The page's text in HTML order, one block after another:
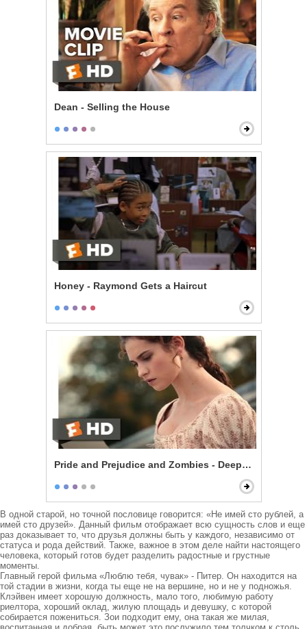
Dean - Selling the House
Honey - Raymond Gets a Haircut
Pride and Prejudice and Zombies - Deeply Under Your
В одной старой, но точной пословице говорится: «Не имей сто рублей, а
имей сто друзей». Данный фильм отображает всю сущность слов и еще
раз доказывает то, что друзья должны быть у каждого, независимо от
статуса и рода действий. Также, важное в этом деле найти настоящего
человека, который готов будет разделить радостные и грустные
моменты.
Главный герой фильма «Люблю тебя, чувак» - Питер. Он находится на
той стадии в жизни, когда ты еще не на вершине, но и не у подножья.
Клэйвен имеет хорошую должность, мало того, любимую работу
риелтора, хороший оклад, жилую площадь и девушку, с которой
собирается пожениться. Зои подходит ему, она такая же милая,